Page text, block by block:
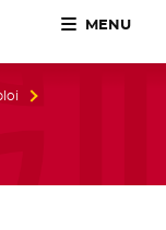
Méditerranée
MENU